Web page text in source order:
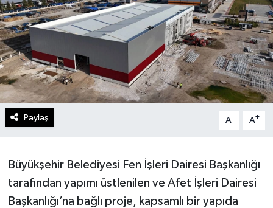
Paylaş A- A+
Büyükşehir Belediyesi Fen İşleri Dairesi Başkanlığı
tarafından yapımı üstlenilen ve Afet İşleri Dairesi
Başkanlığı’na bağlı proje, kapsamlı bir yapıda
Sağlık
Spor
Teknoloji
Yaşam